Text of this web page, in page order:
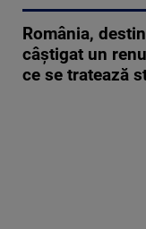
România,
câștigat un
ce se tratează